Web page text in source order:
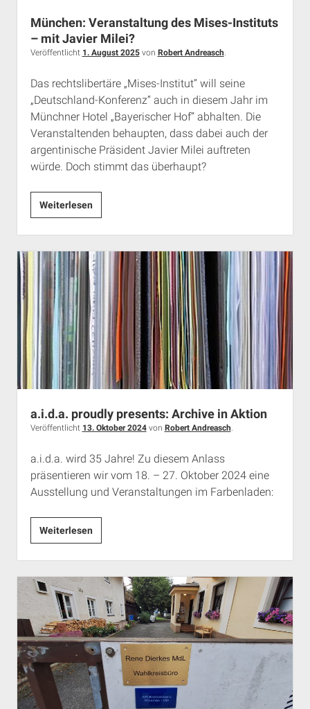
München: Veranstaltung des Mises-Instituts
– mit Javier Milei?
Veröffentlicht 1. August 2025von Robert Andreasch.
Das rechtslibertäre „Mises-Institut“ will seine
„Deutschland-Konferenz“ auch in diesem Jahr im
Münchner Hotel „Bayerischer Hof“ abhalten. Die
Veranstaltenden behaupten, dass dabei auch der
argentinische Präsident Javier Milei auftreten
würde. Doch stimmt das überhaupt?
WeiterlesenMünchen:
Veranstaltung
des
Mises-
Instituts
–
mit
Javier
Milei?
a.i.d.a. proudly presents: Archive in Aktion
Veröffentlicht 13. Oktober 2024von Robert Andreasch.
a.i.d.a. wird 35 Jahre! Zu diesem Anlass
präsentieren wir vom 18. – 27. Oktober 2024 eine
Ausstellung und Veranstaltungen im Farbenladen:
Weiterlesena.i.d.a.
proudly
presents:
Archive
in
Aktion